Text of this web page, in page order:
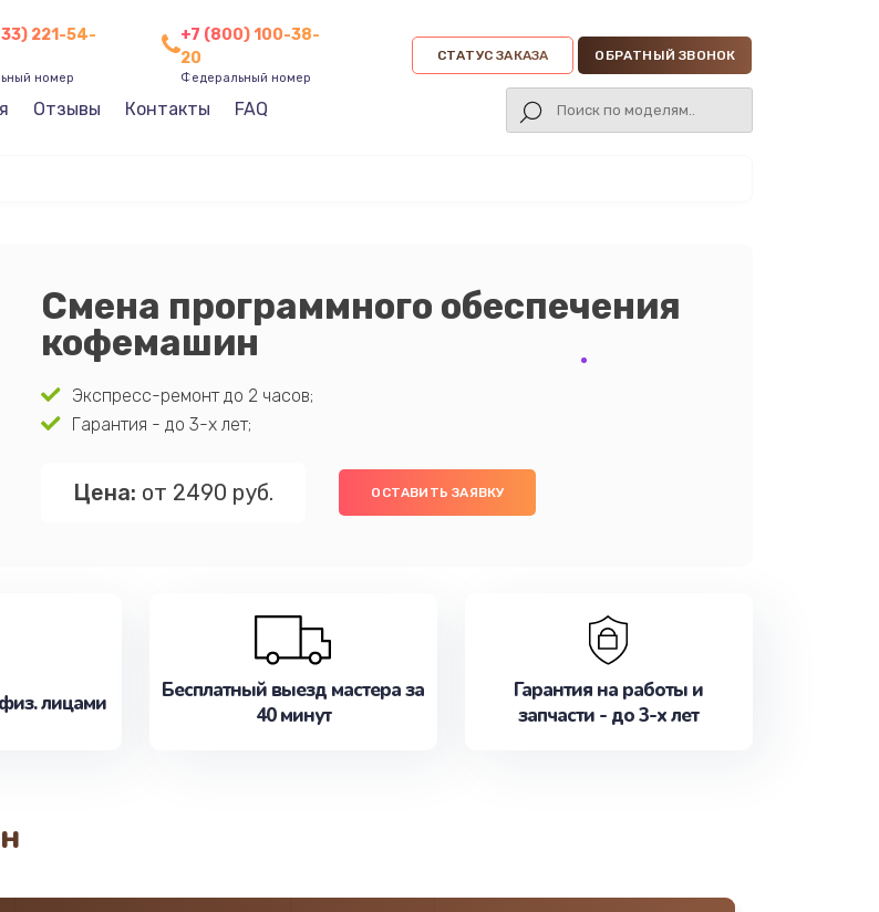
221-54-
номер
+7 (800) 100-38-
20
Федеральный номер
СТАТУС ЗАКАЗА ОБРАТНЫЙ ЗВОНОК
Отзывы Контакты FAQ
Смена программного обеспечения
кофемашин
Экспресс-ремонт до 2 часов;
Гарантия - до 3-х лет;
Цена: от 2490 руб. ОСТАВИТЬ ЗАЯВКУ
лицами
Бесплатный выезд мастера за
40 минут
Гарантия на работы и
запчасти - до 3-х лет